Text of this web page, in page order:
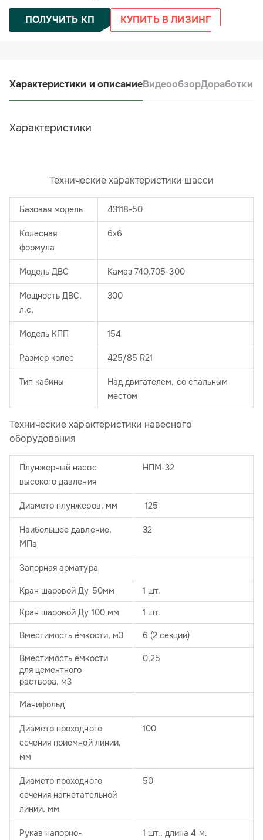
ПОЛУЧИТЬ КП КУПИТЬ В ЛИЗИНГ
Характеристики и описаниеВидеообзорДоработки
Характеристики
Технические характеристики шасси
Базовая модель 43118-50
Колесная
формула
6х6
Модель ДВС Камаз 740.705-300
Мощность ДВС,
л.с.
300
Модель КПП 154
Размер колес 425/85 R21
Тип кабины
Над двигателем, со спальным
местом
Технические характеристики навесного
оборудования
Плунжерный насос
высокого давления
НПМ-32
Диаметр плунжеров, мм 125
Наибольшее давление,
МПа
32
Запорная арматура
Кран шаровой Ду 50мм 1 шт.
Кран шаровой Ду 100 мм 1 шт.
Вместимость ёмкости, м3 6 (2 секции)
Вместимость емкости
для цементного
раствора, м3
0,25
Манифольд
Диаметр проходного
сечения приемной линии,
мм
100
Диаметр проходного
сечения нагнетательной
линии, мм
50
Рукав напорно-
1 шт., длина 4 м.